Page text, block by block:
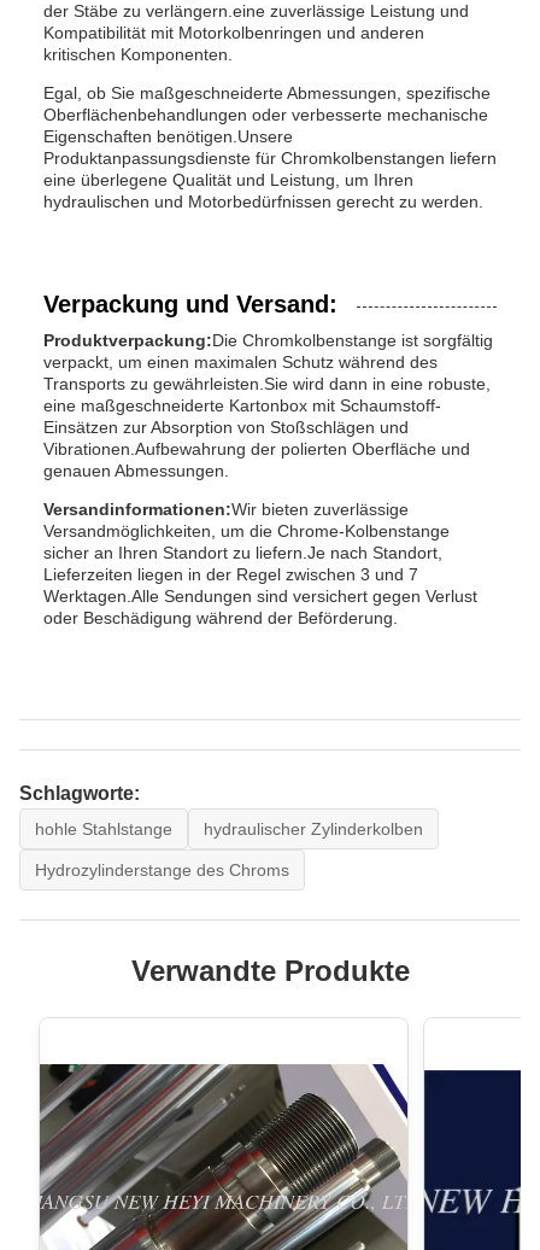
der Stäbe zu verlängern.eine zuverlässige Leistung und
Kompatibilität mit Motorkolbenringen und anderen
kritischen Komponenten.
Egal, ob Sie maßgeschneiderte Abmessungen, spezifische
Oberflächenbehandlungen oder verbesserte mechanische
Eigenschaften benötigen.Unsere
Produktanpassungsdienste für Chromkolbenstangen liefern
eine überlegene Qualität und Leistung, um Ihren
hydraulischen und Motorbedürfnissen gerecht zu werden.
Verpackung und Versand:
Produktverpackung:Die Chromkolbenstange ist sorgfältig
verpackt, um einen maximalen Schutz während des
Transports zu gewährleisten.Sie wird dann in eine robuste,
eine maßgeschneiderte Kartonbox mit Schaumstoff-
Einsätzen zur Absorption von Stoßschlägen und
Vibrationen.Aufbewahrung der polierten Oberfläche und
genauen Abmessungen.
Versandinformationen:Wir bieten zuverlässige
Versandmöglichkeiten, um die Chrome-Kolbenstange
sicher an Ihren Standort zu liefern.Je nach Standort,
Lieferzeiten liegen in der Regel zwischen 3 und 7
Werktagen.Alle Sendungen sind versichert gegen Verlust
oder Beschädigung während der Beförderung.
Schlagworte:
hohle Stahlstange hydraulischer Zylinderkolben
Hydrozylinderstange des Chroms
Verwandte Produkte